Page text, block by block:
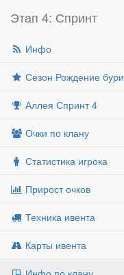
Этап 4: Спринт
Инфо
Сезон Рождение бури
Аллея Спринт 4
Очки по клану
Статистика игрока
Прирост очков
Техника ивента
Карты ивента